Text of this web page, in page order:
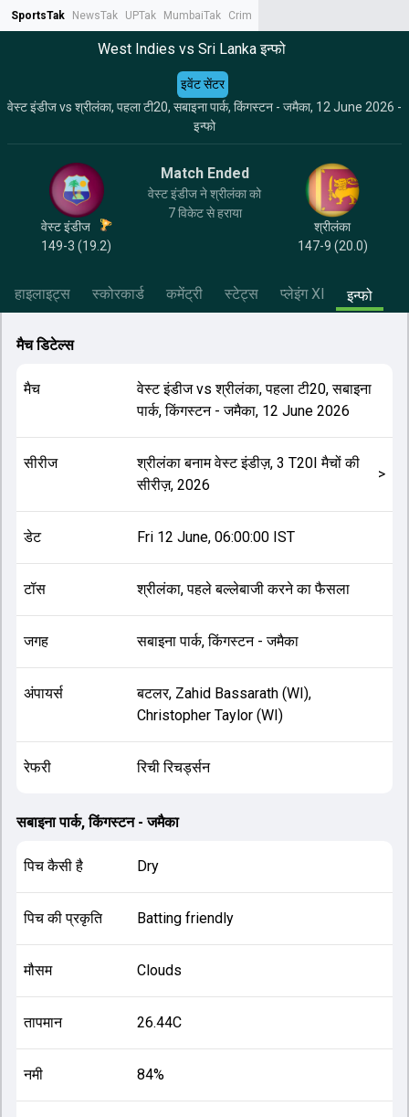
SportsTak NewsTak UPTak MumbaiTak CrimeTak
West Indies vs Sri Lanka इन्फो
वेस्ट इंडीज vs श्रीलंका, पहला टी20, सबाइना पार्क, किंगस्टन - जमैका, 12 June 2026 -
इन्फो
इवेंट सेंटर
वेस्ट इंडीज
149-3 (19.2)
Match Ended
वेस्ट इंडीज ने श्रीलंका को
7 विकेट से हराया
श्रीलंका
147-9 (20.0)
हाइलाइट्स स्कोरकार्ड कमेंट्री स्टेट्स प्लेइंग XI इन्फो
मैच डिटेल्स
मैच वेस्ट इंडीजvsश्रीलंका,पहला टी20,सबाइना
पार्क, किंगस्टन - जमैका, 12 June 2026
सीरीज
श्रीलंका बनाम वेस्ट इंडीज़, 3 T20I मैचों की
सीरीज़, 2026
>
डेट Fri 12 June, 06:00:00 IST
टॉस श्रीलंका, पहले बल्लेबाजी करने का फैसला
जगह सबाइना पार्क, किंगस्टन - जमैका
अंपायर्स
बटलर, Zahid Bassarath (WI),
Christopher Taylor (WI)
रेफरी रिची रिचर्ड्सन
सबाइना पार्क, किंगस्टन - जमैका
पिच कैसी है Dry
पिच की प्रकृति Batting friendly
मौसम Clouds
तापमान 26.44C
नमी 84%